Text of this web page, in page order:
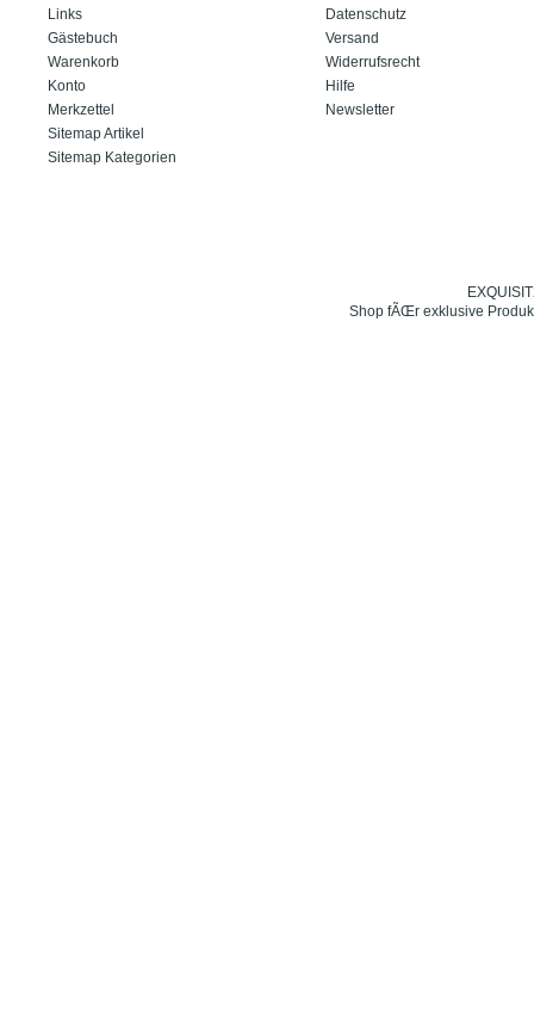
Links
Gästebuch
Warenkorb
Konto
Merkzettel
Sitemap Artikel
Sitemap Kategorien
Datenschutz
Versand
Widerrufsrecht
Hilfe
Newsletter
Shop fÃŒr exklusive